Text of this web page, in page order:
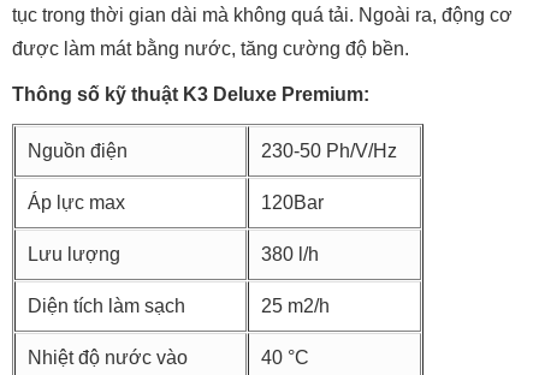
tục trong thời gian dài mà không quá tải. Ngoài ra, động cơ
được làm mát bằng nước, tăng cường độ bền.
Thông số kỹ thuật K3 Deluxe Premium:
Nguồn điện 230-50 Ph/V/Hz
Áp lực max 120Bar
Lưu lượng 380 l/h
Diện tích làm sạch 25 m2/h
Nhiệt độ nước vào 40 °C